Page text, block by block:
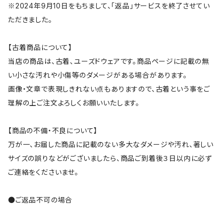
※2024年9月10日をもちまして、「返品」サービスを終了させてい
ただきました。
【古着商品について】
当店の商品は、古着、ユーズドウェアです。商品ページに記載の無
い小さな汚れや小傷等のダメージがある場合があります。
画像・文章で表現しきれない点もありますので、古着という事をご
理解の上ご注文よろしくお願いいたします。
【商品の不備・不良について】
万が一、お届した商品に記載のない多大なダメージや汚れ、著しい
サイズの誤りなどがございましたら、商品ご到着後３日以内に必ず
ご連絡をくださいませ。
●ご返品不可の場合